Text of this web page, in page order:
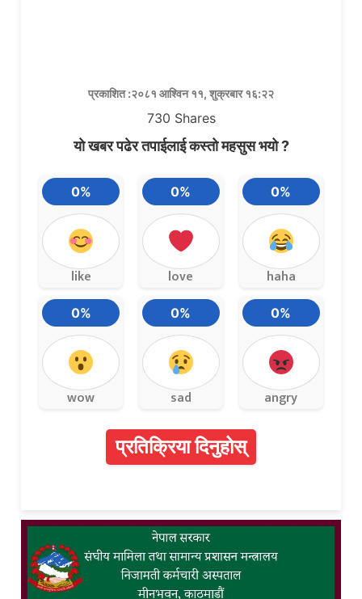
प्रकाशित :२०८१ आश्विन ११, शुक्रबार १६:२२
730 Shares
यो खबर पढेर तपाईलाई कस्तो महसुस भयो ?
0%
like
0%
love
0%
haha
0%
wow
0%
sad
0%
angry
प्रतिक्रिया दिनुहोस्